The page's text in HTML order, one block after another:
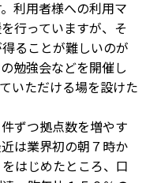
利用者様への利用マ
行っていますが、そ
ることが難しいのが
勉強会などを開催し
いただける場を設けた
ずつ拠点数を増やす
は業界初の朝７時か
はじめたところ、口